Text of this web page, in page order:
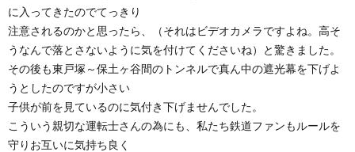
に入ってきたのでてっきり
注意されるのかと思ったら、（それはビデオカメラですよね。高そ
うなんで落とさないように気を付けてくださいね）と驚きました。
その後も東戸塚～保土ヶ谷間のトンネルで真ん中の遮光幕を下げよ
うとしたのですが小さい
子供が前を見ているのに気付き下げませんでした。
こういう親切な運転士さんの為にも、私たち鉄道ファンもルールを
守りお互いに気持ち良く